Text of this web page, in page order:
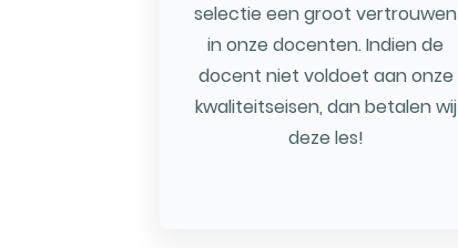
selectie een groot vertrouwen
in onze docenten. Indien de
docent niet voldoet aan onze
kwaliteitseisen, dan betalen wij
deze les!